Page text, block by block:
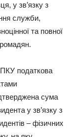
у зв’язку з
служби,
та повної
ПКУ податкова
сума
у зв’язку з
– фізичних